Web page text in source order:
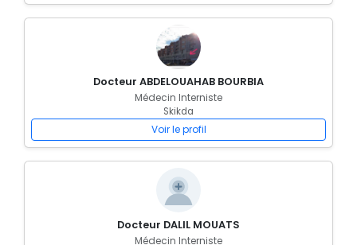
Docteur ABDELOUAHAB BOURBIA
Médecin Interniste
Skikda
Voir le profil
Docteur DALIL MOUATS
Médecin Interniste